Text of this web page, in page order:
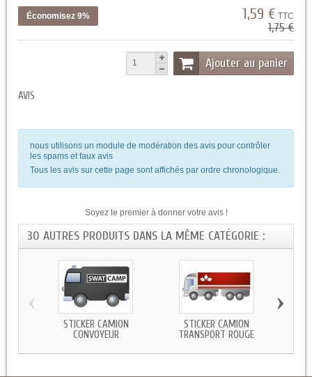
Économisez 9% 1,59 € TTC
1,75 €
Ajouter au panier
AVIS
nous utilisons un module de modération des avis pour contrôler
les spams et faux avis
Tous les avis sur cette page sont affichés par ordre chronologique.
Soyez le premier à donner votre avis !
30 AUTRES PRODUITS DANS LA MÊME CATÉGORIE :
STICKER CAMION
CONVOYEUR
STICKER CAMION
TRANSPORT ROUGE
‹ ›